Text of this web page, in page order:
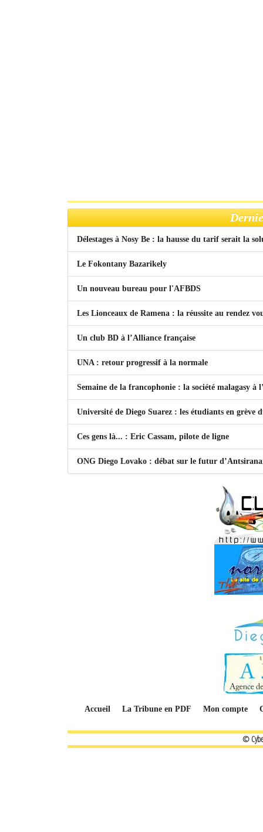
Délestages à Nosy Be : la hausse du tarif serait la
Le Fokontany Bazarikely
Un nouveau bureau pour l'AFBDS
Les Lionceaux de Ramena : la réussite au rendez
Un club BD à l’Alliance française
UNA : retour progressif à la normale
Semaine de la francophonie : la société malagasy à
Université de Diego Suarez : les étudiants en grève
Ces gens là... : Eric Cassam, pilote de ligne
ONG Diego Lovako : débat sur le futur
Accueil La Tribune en PDF Mon compte
©